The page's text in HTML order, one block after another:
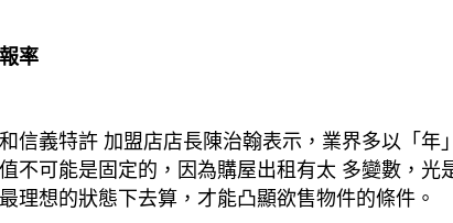
率
信義特許 加盟店店長陳治翰表示，業界多以「
不可能是固定的，因為購屋出租有太 多變數，
理想的狀態下去算，才能凸顯欲售物件的條件。